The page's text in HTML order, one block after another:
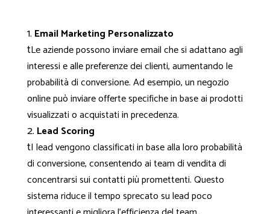
Email Marketing Personalizzato
tLe aziende possono inviare email che si adattano agli
interessi e alle preferenze dei clienti, aumentando le
probabilità di conversione. Ad esempio, un negozio
online può inviare offerte specifiche in base ai prodotti
visualizzati o acquistati in precedenza.
Lead Scoring
tI lead vengono classificati in base alla loro probabilità
di conversione, consentendo ai team di vendita di
concentrarsi sui contatti più promettenti. Questo
sistema riduce il tempo sprecato su lead poco